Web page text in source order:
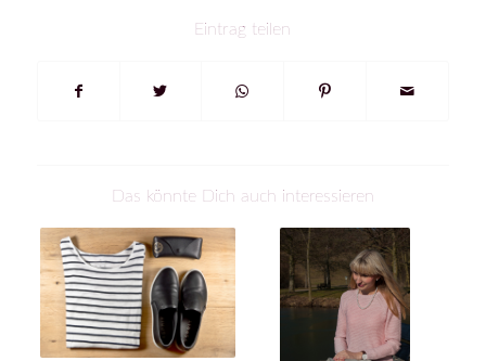
Eintrag teilen
Das könnte Dich auch interessieren